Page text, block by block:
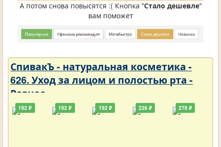
А потом снова повысятся :( Кнопка "Стало дешевле"
вам поможет
СпивакЪ - натуральная косметика -
626. Уход за лицом и полостью рта -
Разное
192 ₽ 192 ₽ 192 ₽ 226 ₽ 278 ₽